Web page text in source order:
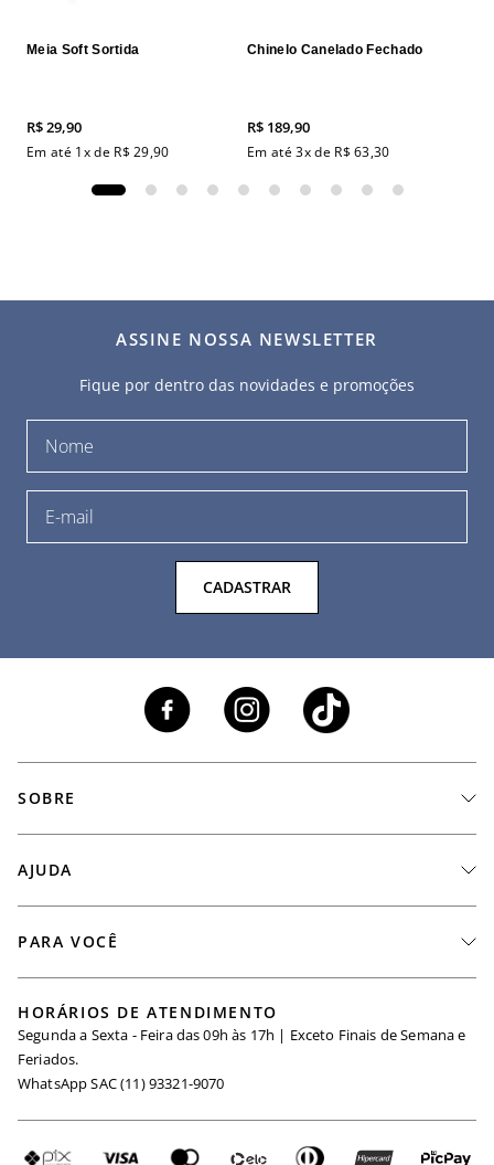
Meia Soft Sortida
R$29,90
Em até 1x de R$ 29,90
Chinelo Canelado Fechado
R$ 189,90
Em até3x de R$ 63,30
ASSINE NOSSA NEWSLETTER
Fique por dentro das novidades e promoções
CADASTRAR
SOBRE
Seja um Revendedor
Igualdade Salarial
Requisição de Dados
AJUDA
Minha Conta
Trocas
PARA VOCÊ
Maternidade
Seja um Afiliado
HORÁRIOS DE ATENDIMENTO
Segunda a Sexta - Feira das 09h às 17h | Exceto Finais de Semana e
Feriados.
WhatsApp SAC (11) 93321-9070